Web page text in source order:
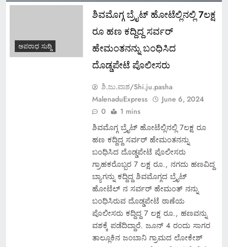
ಅಪರಾಧ ಸುದ್ದಿ
ಶಿವಮೊಗ್ಗ ಬ್ರೈಟ್ ಹೋಟೆಲ್ಲಿನಲ್ಲಿ 7ಲಕ್ಷ
ರೂ ಹಣ ಕದ್ದಿದ್ದ ಸರ್ವರ್
ಹೇಮಂತನನ್ನು ಬಂಧಿಸಿದ
ದೊಡ್ಡಪೇಟೆ ಪೊಲೀಸರು
ಶಿ.ಜು.ಪಾಶ/Shi.ju.pasha
MalenaduExpress
June 6, 2024
0
1 mins
ಶಿವಮೊಗ್ಗ ಬ್ರೈಟ್ ಹೋಟೆಲ್ಲಿನಲ್ಲಿ 7ಲಕ್ಷ ರೂ
ಹಣ ಕದ್ದಿದ್ದ ಸರ್ವರ್ ಹೇಮಂತನನ್ನು
ಬಂಧಿಸಿದ ದೊಡ್ಡಪೇಟೆ ಪೊಲೀಸರು
ಗ್ರಾಹಕರೊಬ್ಬರ 7 ಲಕ್ಷ ರೂ., ನಗದು ಹಣವಿದ್ದ
ಬ್ಯಾಗನ್ನು ಕದ್ದಿದ್ದ ಶಿವಮೊಗ್ಗದ ಬ್ರೈಟ್
ಹೋಟೆಲ್ ನ ಸರ್ವರ್ ಹೇಮಂತ್ ನನ್ನು
ಬಂಧಿಸಿರುವ ದೊಡ್ಡಪೇಟೆ ಠಾಣೆಯ
ಪೊಲೀಸರು ಕದ್ದಿದ್ದ 7 ಲಕ್ಷ ರೂ., ಹಣವನ್ನು
ವಶಕ್ಕೆ ಪಡೆದಿದ್ದಾರೆ. ಜೂನ್ 4 ರಂದು ಸಾಗರ
ತಾಲ್ಲೂಕಿನ ಜಂಬಾನಿ ಗ್ರಾಮದ ಲೋಕೇಶ್